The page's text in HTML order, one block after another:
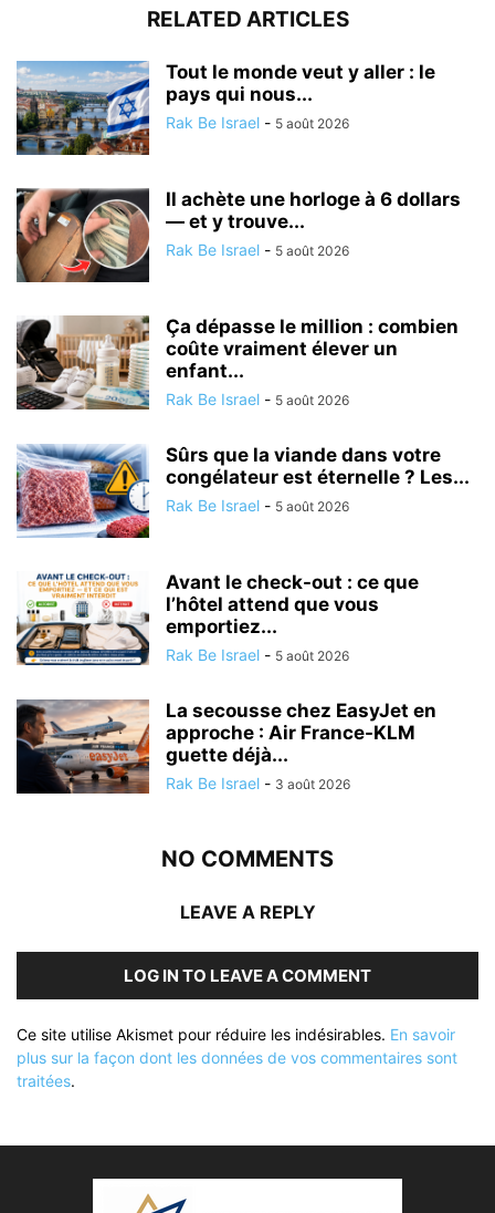
RELATED ARTICLES
Tout le monde veut y aller : le
pays qui nous...
Rak Be Israel - 5 août 2026
Il achète une horloge à 6 dollars
— et y trouve...
Rak Be Israel - 5 août 2026
Ça dépasse le million : combien
coûte vraiment élever un
enfant...
Rak Be Israel - 5 août 2026
Sûrs que la viande dans votre
congélateur est éternelle ? Les...
Rak Be Israel - 5 août 2026
Avant le check-out : ce que
l’hôtel attend que vous
emportiez...
Rak Be Israel - 5 août 2026
La secousse chez EasyJet en
approche : Air France-KLM
guette déjà...
Rak Be Israel - 3 août 2026
NO COMMENTS
LEAVE A REPLY
LOG IN TO LEAVE A COMMENT
Ce site utilise Akismet pour réduire les indésirables. En savoir
plus sur la façon dont les données de vos commentaires sont
traitées.